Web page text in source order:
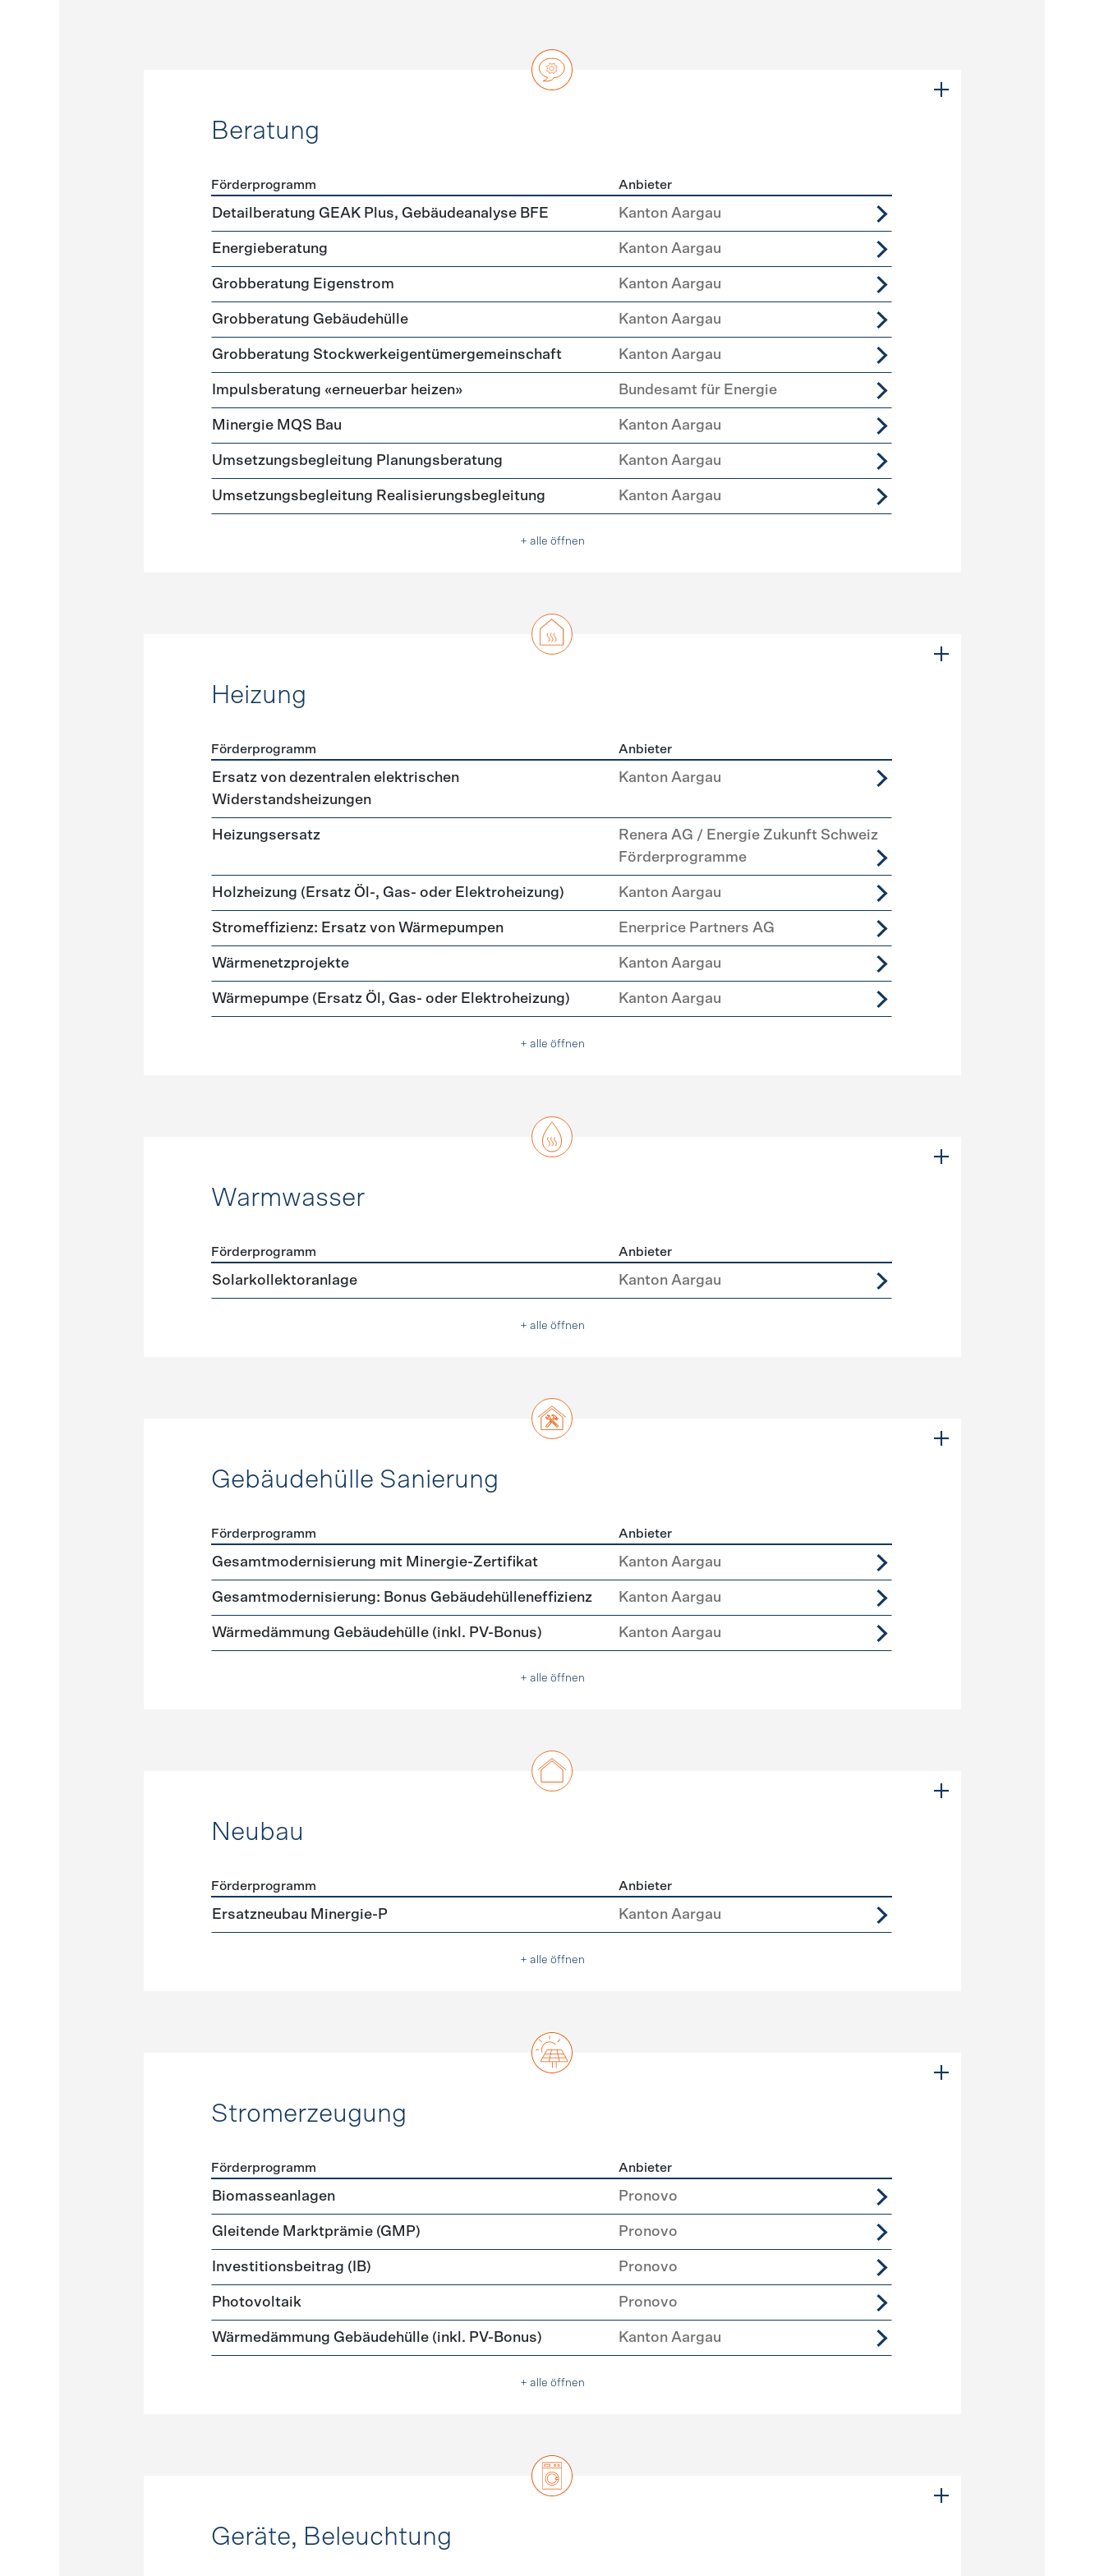
Beratung
Förderprogramme Beratung
Förderprogramm Anbieter
Detailberatung GEAK Plus, Gebäudeanalyse BFE Kanton Aargau
Energieberatung Kanton Aargau
Grobberatung Eigenstrom Kanton Aargau
Grobberatung Gebäudehülle Kanton Aargau
Grobberatung Stockwerkeigentümergemeinschaft Kanton Aargau
Impulsberatung «erneuerbar heizen» Bundesamt für Energie
Minergie MQS Bau Kanton Aargau
Umsetzungsbegleitung Planungsberatung Kanton Aargau
Umsetzungsbegleitung Realisierungsbegleitung Kanton Aargau
+ alle öffnen
Heizung
Förderprogramme Heizung
Förderprogramm Anbieter
Ersatz von dezentralen elektrischen
Widerstandsheizungen
Kanton Aargau
Heizungsersatz
Renera AG / Energie Zukunft Schweiz
Förderprogramme
Holzheizung (Ersatz Öl-, Gas- oder Elektroheizung) Kanton Aargau
Stromeffizienz: Ersatz von Wärmepumpen Enerprice Partners AG
Wärmenetzprojekte Kanton Aargau
Wärmepumpe (Ersatz Öl, Gas- oder Elektroheizung) Kanton Aargau
+ alle öffnen
Warmwasser
Förderprogramme Warmwasser
Förderprogramm Anbieter
Solarkollektoranlage Kanton Aargau
+ alle öffnen
Gebäudehülle Sanierung
Förderprogramme Gebäudehülle Sanierung
Förderprogramm Anbieter
Gesamtmodernisierung mit Minergie-Zertifikat Kanton Aargau
Gesamtmodernisierung: Bonus Gebäudehülleneffizienz Kanton Aargau
Wärmedämmung Gebäudehülle (inkl. PV-Bonus) Kanton Aargau
+ alle öffnen
Neubau
Förderprogramme Neubau
Förderprogramm Anbieter
Ersatzneubau Minergie-P Kanton Aargau
+ alle öffnen
Stromerzeugung
Förderprogramme
Förderprogramm Anbieter
Biomasseanlagen Pronovo
Gleitende Marktprämie (GMP) Pronovo
Investitionsbeitrag (IB) Pronovo
Photovoltaik Pronovo
Wärmedämmung Gebäudehülle (inkl. PV-Bonus) Kanton Aargau
+ alle öffnen
Geräte, Beleuchtung